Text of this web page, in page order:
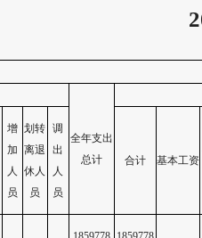
全年支出
总计
增
加
人
员
划转
离退
休人
员
调
出
人
员
合计 基本工资